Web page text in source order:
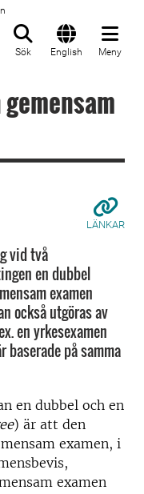
Sök English Meny
LÄNKAR
vid två
en dubbel
examen
också utgöras av
en yrkesexamen
baserade på samma
en dubbel och en
) är att den
examen, i
examen